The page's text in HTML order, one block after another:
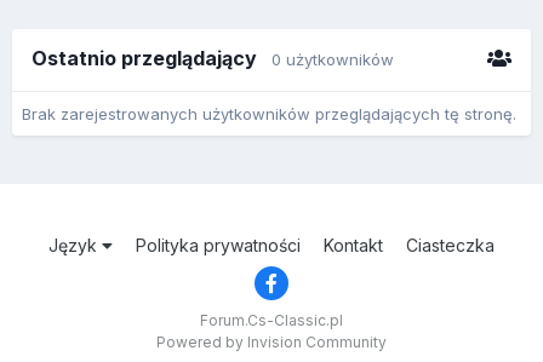
Ostatnio przeglądający 0 użytkowników
Brak zarejestrowanych użytkowników przeglądających tę stronę.
Język Polityka prywatności Kontakt Ciasteczka
Forum.Cs-Classic.pl
Powered by Invision Community